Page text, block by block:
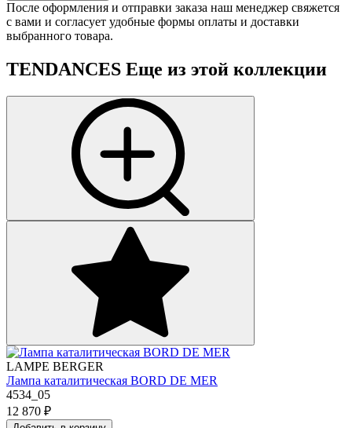
После оформления и отправки заказа наш менеджер свяжется
с вами и согласует удобные формы оплаты и доставки
выбранного товара.
TENDANCES Еще из этой коллекции
LAMPE BERGER
Лампа каталитическая BORD DE MER
4534_05
12 870 ₽